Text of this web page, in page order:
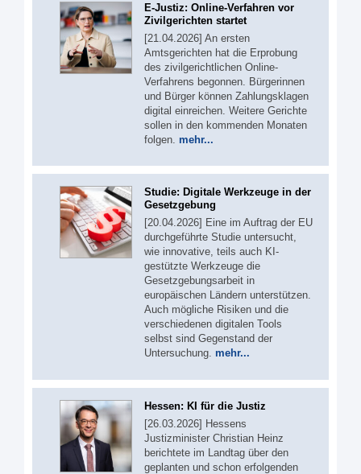
E-Justiz: Online-Verfahren vor
Zivilgerichten startet
[21.04.2026] An ersten
Amtsgerichten hat die Erprobung
des zivilgerichtlichen Online-
Verfahrens begonnen. Bürgerinnen
und Bürger können Zahlungsklagen
digital einreichen. Weitere Gerichte
sollen in den kommenden Monaten
folgen. mehr...
Studie: Digitale Werkzeuge in der
Gesetzgebung
[20.04.2026] Eine im Auftrag der EU
durchgeführte Studie untersucht,
wie innovative, teils auch KI-
gestützte Werkzeuge die
Gesetzgebungsarbeit in
europäischen Ländern unterstützen.
Auch mögliche Risiken und die
verschiedenen digitalen Tools
selbst sind Gegenstand der
Untersuchung. mehr...
Hessen: KI für die Justiz
[26.03.2026] Hessens
Justizminister Christian Heinz
berichtete im Landtag über den
geplanten und schon erfolgenden